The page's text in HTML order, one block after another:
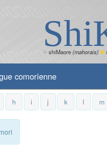
✧ shiMaore(mahorais) ✽
comorienne
h i j k l m